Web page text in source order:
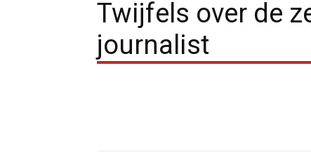
Twijfels over de
journalist